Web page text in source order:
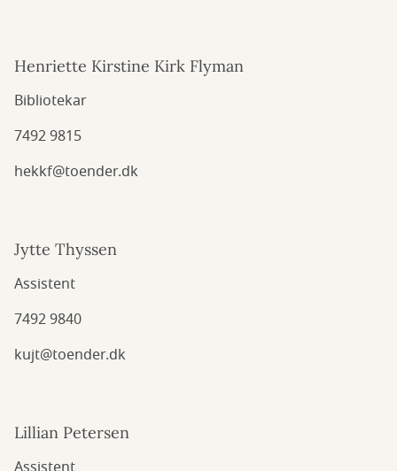
Henriette Kirstine Kirk Flyman
Bibliotekar
7492 9815
hekkf@toender.dk
Jytte Thyssen
Assistent
7492 9840
kujt@toender.dk
Lillian Petersen